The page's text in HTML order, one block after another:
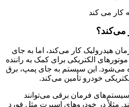
می‌کند؟
هیدرولیک کار می‌کند، اما به جای
الکتریکی برای کمک به راننده
می‌شود. این سیستم به جای پمپ، برق
خودرو تأمین می‌کند.
فرمان برقی می‌توانند
مثلاً در خودروهای اسپرت مثل فورد